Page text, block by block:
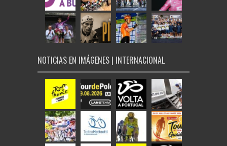
NOTICIAS EN IMÁGENES | INTERNACIONAL